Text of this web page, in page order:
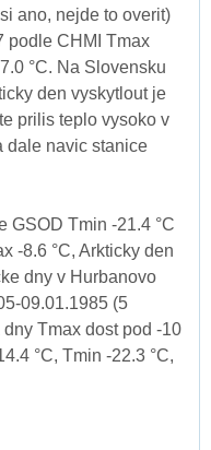
ano, nejde to overit)
podle CHMI Tmax
°C. Na Slovensku
den vyskytlout je
prilis teplo vysoko v
dale navic stanice
GSOD Tmin -21.4 °C
-8.6 °C, Arkticky den
dny v Hurbanovo
09.01.1985 (5
Tmax dost pod -10
°C, Tmin -22.3 °C,